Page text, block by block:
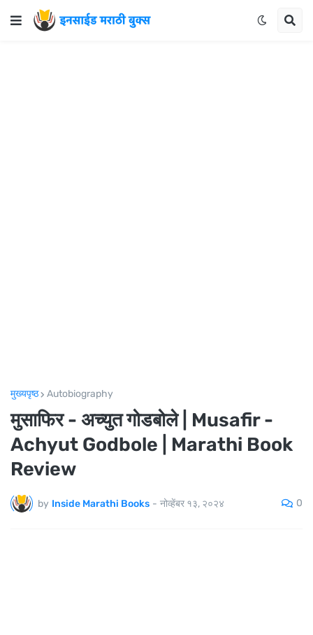
मुख्यपृष्ठ Autobiography
मुसाफिर - अच्युत गोडबोले | Musafir -
Achyut Godbole | Marathi Book
Review
by Inside Marathi Books - नोव्हेंबर १३, २०२४ 0